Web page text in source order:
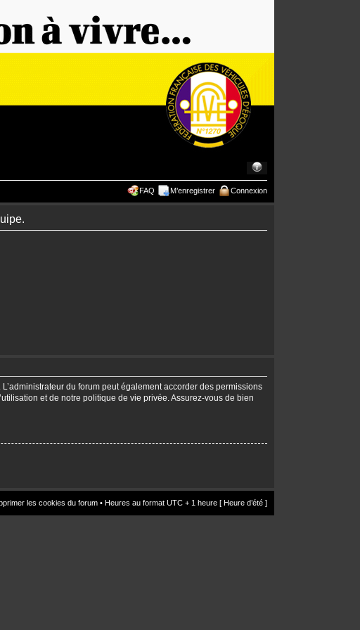
FAQ M’enregistrer Connexion
du forum peut également accorder des permissions
et de notre politique de vie privée. Assurez-vous de bien
les cookies du forum • Heures au format UTC + 1 heure [ Heure d’été ]